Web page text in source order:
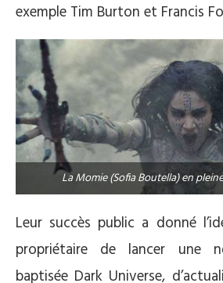
exemple Tim Burton et Francis
La Momie (Sofia Boutella) en
Leur succès public a donné
propriétaire de lancer une
baptisée Dark Universe,